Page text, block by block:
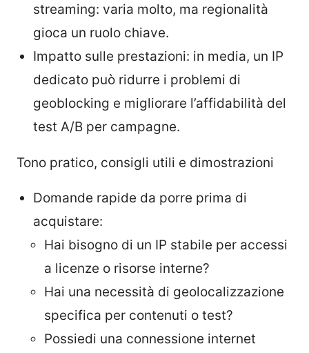
streaming: varia molto, ma regionalità
gioca un ruolo chiave.
Impatto sulle prestazioni: in media, un IP
dedicato può ridurre i problemi di
geoblocking e migliorare l’affidabilità del
test A/B per campagne.
Tono pratico, consigli utili e dimostrazioni
Domande rapide da porre prima di
acquistare:
Hai bisogno di un IP stabile per accessi
a licenze o risorse interne?
Hai una necessità di geolocalizzazione
specifica per contenuti o test?
Possiedi una connessione internet